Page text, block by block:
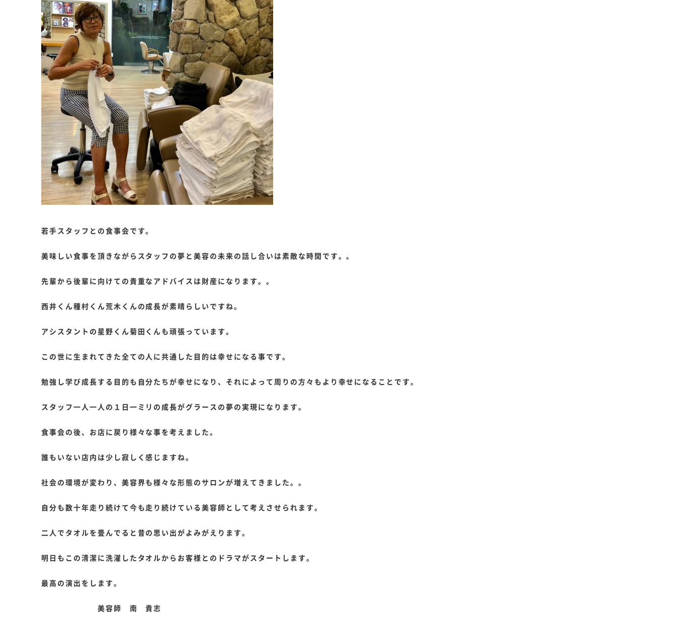
若手スタッフとの食事会です。
美味しい食事を頂きながらスタッフの夢と美容の未来の話し合いは素敵な時間です。。
先輩から後輩に向けての貴重なアドバイスは財産になります。。
西井くん種村くん荒木くんの成長が素晴らしいですね。
アシスタントの星野くん菊田くんも頑張っています。
この世に生まれてきた全ての人に共通した目的は幸せになる事です。
勉強し学び成長する目的も自分たちが幸せになり、それによって周りの方々もより幸せになることです。
スタッフ一人一人の１日一ミリの成長がグラースの夢の実現になります。
食事会の後、お店に戻り様々な事を考えました。
誰もいない店内は少し寂しく感じますね。
社会の環境が変わり、美容界も様々な形態のサロンが増えてきました。。
自分も数十年走り続けて今も走り続けている美容師として考えさせられます。
二人でタオルを畳んでると昔の思い出がよみがえります。
明日もこの清潔に洗濯したタオルからお客様との ドラマがスタートします。
最高の演出をします。
美容師 南 貴志